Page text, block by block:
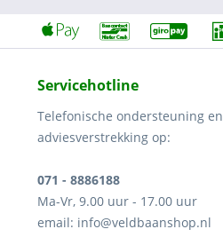
Servicehotline
Telefonische ondersteuning en
adviesverstrekking op:
071 - 8886188
Ma-Vr, 9.00 uur - 17.00 uur
email: info@veldbaanshop.nl